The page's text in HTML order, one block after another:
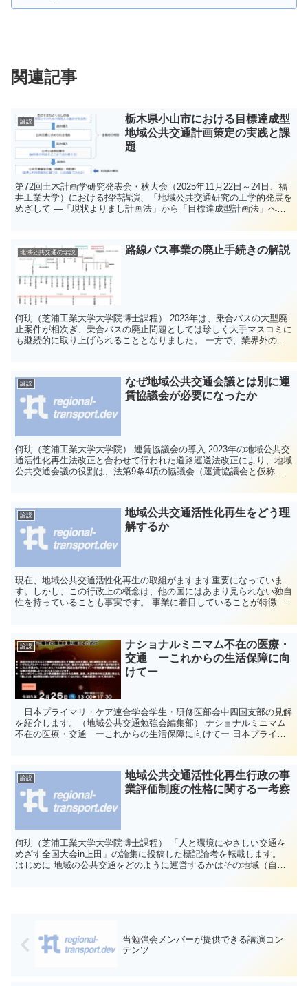
関連記事
論説
栃木県小山市における目標達成型
地域公共交通計画策定の実践と課
題
第72回土木計画学研究発表会・秋大会（2025年11月22日～24日、福
井工業大学）における招待講演、「地域公共交通研究の工学的発展を
めざして ―「現状よりまし計画法」から「目標達成型計画法」へ
地域公共交通の学説 路線バス事業の廃止手続きの解説
何玏（芝浦工業大学大学院博士課程） 2023年は、乗合バスの大型廃
止案件が相次ぎ、乗合バスの廃止問題としては珍しく大手マスコミに
も継続的に取り上げられることとなりました。 一方で、業界外の一
論説
なぜ地域公共交通会議とは別に運
賃協議会が必要になったか
何玏（芝浦工業大学大学院） 運賃協議会の導入 2023年の地域公共交
通活性化再生法改正と合わせて行われた道路運送法改正により、地域
公共交通会議の役割は、法第9条4項の協議会（運賃協議会と仮称し
論説
地域公共交通活性化再生をどう理
解するか
現在、地域公共交通活性化再生の取組がますます重要になっていま
す。しかし、この行政上の概念は、他の国にはあまり見られない独自
性を持っていることも事実です。 事業に着目していることが特徴 地
論説
ナショナルミニマム不在の医療・
交通 ーこれからの生活保障に向
けてー
日本プライマリ・ケア連合学会学生・研修医部会中四国支部の見解
を紹介します。（地域公共交通勉強会編集部） ナショナルミニマム
不在の医療・交通 ーこれからの生活保障に向けてー 日本プライマ
論説
地域公共交通活性化再生行政の事
業評価制度の性格に関する一考察
何玏（芝浦工業大学大学院博士課程） 「人と環境にやさしい交通を
めざす全国大会in上田」の論集に投稿した標記論考を転載します。
はじめに 地域の公共交通をどのように運営するかはその地域（自治
当勉強会メンバーが提供できる講演コン
テンツ